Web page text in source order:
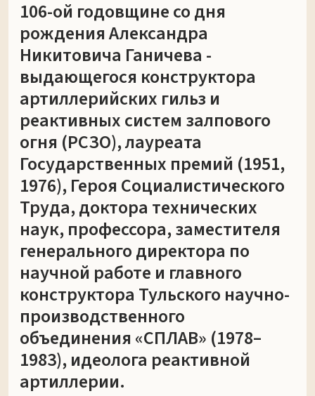
106-ой годовщине со дня
рождения Александра
Никитовича Ганичева -
выдающегося конструктора
артиллерийских гильз и
реактивных систем залпового
огня (РСЗО), лауреата
Государственных премий (1951,
1976), Героя Социалистического
Труда, доктора технических
наук, профессора, заместителя
генерального директора по
научной работе и главного
конструктора Тульского научно-
производственного
объединения «СПЛАВ» (1978–
1983), идеолога реактивной
артиллерии.